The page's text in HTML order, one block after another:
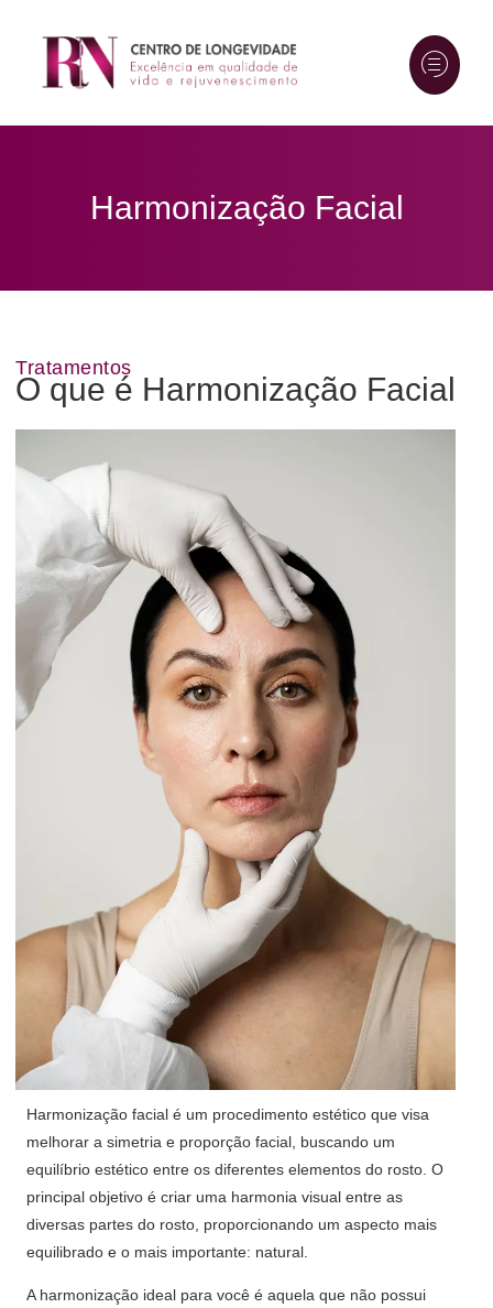
Harmonização Facial
Tratamentos
O que é Harmonização Facial
Harmonização facial é um procedimento estético que visa
melhorar a simetria e proporção facial, buscando um
equilíbrio estético entre os diferentes elementos do rosto. O
principal objetivo é criar uma harmonia visual entre as
diversas partes do rosto, proporcionando um aspecto mais
equilibrado e o mais importante: natural.
A harmonização ideal para você é aquela que não possui